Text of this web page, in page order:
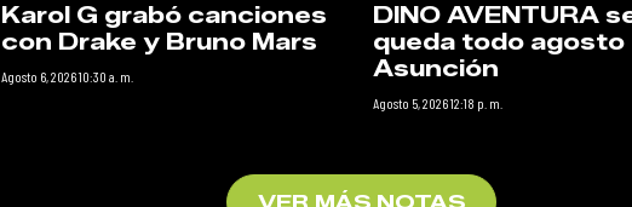
Karol G grabó canciones
con Drake y Bruno Mars
Agosto 6, 2026 10:30 a. m.
DINO AVENTURA
queda todo agosto
Asunción
Agosto 5, 2026 12:18 p. m.